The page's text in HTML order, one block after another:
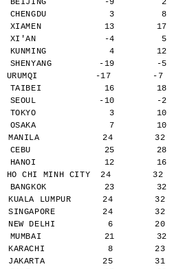
BEIJING           -9         2
CHENGDU            3         8
XIAMEN            13        17
XI'AN             -4         5
KUNMING            4        12
SHENYANG         -19        -
URUMQI           -17        -
TAIBEI            16        18
SEOUL            -10        -2
TOKYO              3        10
OSAKA              7        10
MANILA            24        32
CEBU              25        28
HANOI             12        16
CHI MINH CITY  24        32
23        32
LUMPUR      24        32
24        32
NEW DELHI          6
MUMBAI            21        32
KARACHI            8        23
JAKARTA           25        31